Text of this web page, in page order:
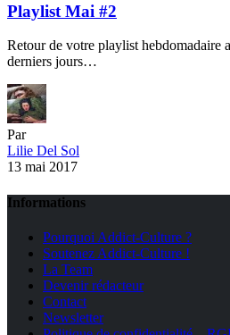
Playlist Mai #2
Retour de votre playlist hebdomadaire
derniers jours…
Par
Lilie Del Sol
13 mai 2017
Informations
Pourquoi Addict-Culture ?
Soutenez Addict-Culture !
La Team
Devenir rédacteur
Contact
Newsletter